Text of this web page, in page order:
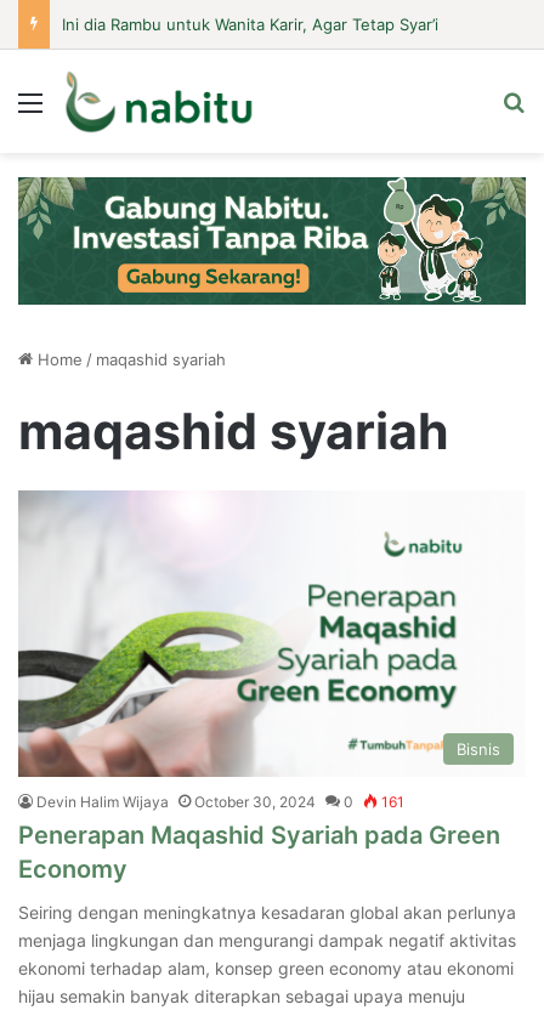
Menu
Home / maqashid syariah
maqashid syariah
Bisnis
Devin Halim Wijaya October 30, 2024 0 161
Penerapan Maqashid Syariah pada Green
Economy
Seiring dengan meningkatnya kesadaran global akan perlunya
menjaga lingkungan dan mengurangi dampak negatif aktivitas
ekonomi terhadap alam, konsep green economy atau ekonomi
hijau semakin banyak diterapkan sebagai upaya menuju